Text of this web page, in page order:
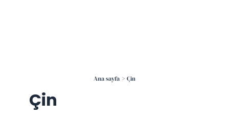
Ana sayfa Çin
Çin